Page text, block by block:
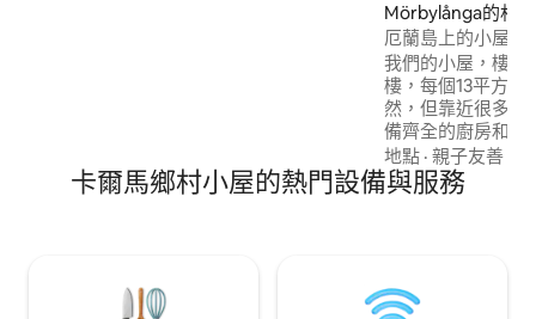
Mörbylånga的村舍
厄蘭島上的小屋，
我們的小屋，樓下
樓，每個13平方公
然，但靠近很多地方。 可供 6 人
備齊全的廚房和浴室。 距離游
里。 距離購物中
在的渡輪鎮8公裏。 距離厄蘭島大橋 4
里。 距離Borgholm 30 公里。 距離巴士站
地點 ·親子友善
卡爾馬鄉村小屋的熱門設備與服務